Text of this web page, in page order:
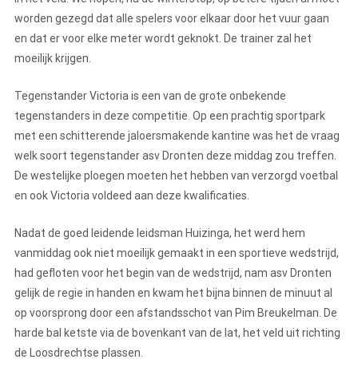
worden gezegd dat alle spelers voor elkaar door het vuur gaan
en dat er voor elke meter wordt geknokt. De trainer zal het
moeilijk krijgen.
Tegenstander Victoria is een van de grote onbekende
tegenstanders in deze competitie. Op een prachtig sportpark
met een schitterende jaloersmakende kantine was het de vraag
welk soort tegenstander asv Dronten deze middag zou treffen.
De westelijke ploegen moeten het hebben van verzorgd voetbal
en ook Victoria voldeed aan deze kwalificaties.
Nadat de goed leidende leidsman Huizinga, het werd hem
vanmiddag ook niet moeilijk gemaakt in een sportieve wedstrijd,
had gefloten voor het begin van de wedstrijd, nam asv Dronten
gelijk de regie in handen en kwam het bijna binnen de minuut al
op voorsprong door een afstandsschot van Pim Breukelman. De
harde bal ketste via de bovenkant van de lat, het veld uit richting
de Loosdrechtse plassen.